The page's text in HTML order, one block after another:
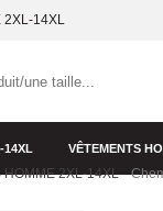
2XL-14XL
14XL VÊTEMENTS
HOMME 2XL-14XL